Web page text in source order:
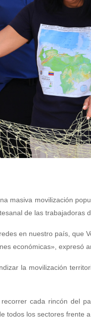
masiva movilización
de las trabajadoras
en nuestro país, que
económicas», expresó
la movilización
cada rincón del
todos los sectores frente